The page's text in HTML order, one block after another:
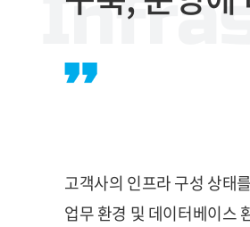
고객사의 인프라 구성 상태
업무 환경 및 데이터베이스